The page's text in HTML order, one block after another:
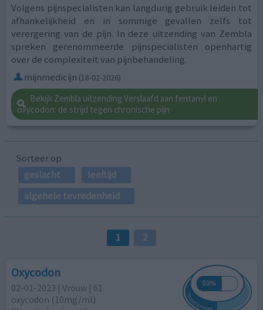
Volgens pijnspecialisten kan langdurig gebruik leiden tot
afhankelijkheid en in sommige gevallen zelfs tot
verergering van de pijn. In deze uitzending van Zembla
spreken gerenommeerde pijnspecialisten openhartig
over de complexiteit van pijnbehandeling.
mijnmedicijn (18-02-2026)
Bekijk Zembla uitzending Verslaafd aan fentanyl en
oxycodon: de strijd tegen chronische pijn
Sorteer op
geslacht
leeftijd
algehele tevredenheid
1 2
Oxycodon
02-01-2023 | Vrouw | 61
oxycodon (10mg/ml)